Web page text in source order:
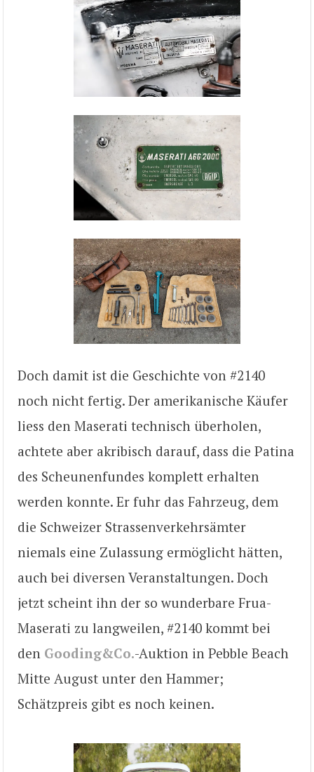
Doch damit ist die Geschichte von #2140
noch nicht fertig. Der amerikanische Käufer
liess den Maserati technisch überholen,
achtete aber akribisch darauf, dass die Patina
des Scheunenfundes komplett erhalten
werden konnte. Er fuhr das Fahrzeug, dem
die Schweizer Strassenverkehrsämter
niemals eine Zulassung ermöglicht hätten,
auch bei diversen Veranstaltungen. Doch
jetzt scheint ihn der so wunderbare Frua-
Maserati zu langweilen, #2140 kommt bei
den Gooding&Co.-Auktion in Pebble Beach
Mitte August unter den Hammer;
Schätzpreis gibt es noch keinen.